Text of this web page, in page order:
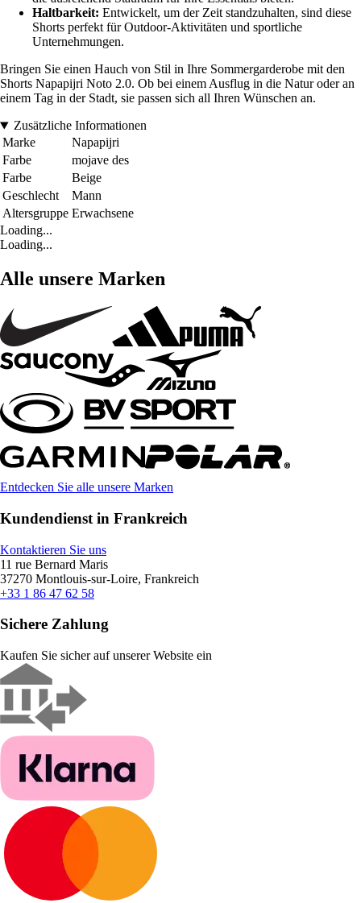
Haltbarkeit: Entwickelt, um der Zeit standzuhalten, sind diese
Shorts perfekt für Outdoor-Aktivitäten und sportliche
Unternehmungen.
Bringen Sie einen Hauch von Stil in Ihre Sommergarderobe mit den
Shorts Napapijri Noto 2.0. Ob bei einem Ausflug in die Natur oder an
einem Tag in der Stadt, sie passen sich all Ihren Wünschen an.
Zusätzliche Informationen
Marke
Napapijri
Farbe
mojave des
Farbe
Beige
Geschlecht
Mann
Altersgruppe Erwachsene
Loading...
Loading...
Alle unsere Marken
Entdecken Sie alle unsere Marken
Kundendienst in Frankreich
Kontaktieren Sie uns
11 rue Bernard Maris
37270 Montlouis-sur-Loire, Frankreich
+33 1 86 47 62 58
Sichere Zahlung
Kaufen Sie sicher auf unserer Website ein